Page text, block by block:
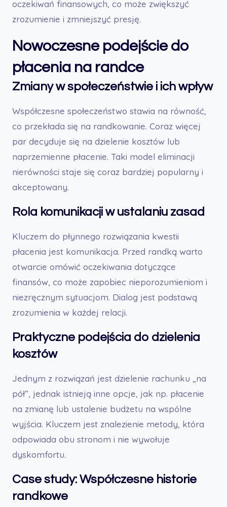
oczekiwań finansowych, co może zwiększyć
zrozumienie i zmniejszyć presję.
Nowoczesne podejście do
płacenia na randce
Zmiany w społeczeństwie i ich wpływ
Współczesne społeczeństwo stawia na równość,
co przekłada się na randkowanie. Coraz więcej
par decyduje się na dzielenie kosztów lub
naprzemienne płacenie. Taki model eliminacji
nierówności staje się coraz bardziej popularny i
akceptowany.
Rola komunikacji w ustalaniu zasad
Kluczem do płynnego rozwiązania kwestii
płacenia jest komunikacja. Przed randką warto
otwarcie omówić oczekiwania dotyczące
finansów, co może zapobiec nieporozumieniom i
niezręcznym sytuacjom. Dialog jest podstawą
zrozumienia w każdej relacji.
Praktyczne podejścia do dzielenia
kosztów
Jednym z rozwiązań jest dzielenie rachunku „na
pół”, jednak istnieją inne opcje, jak np. płacenie
na zmianę lub ustalenie budżetu na wspólne
wyjścia. Kluczem jest znalezienie metody, która
odpowiada obu stronom i nie wywołuje
dyskomfortu.
Case study: Współczesne historie
randkowe